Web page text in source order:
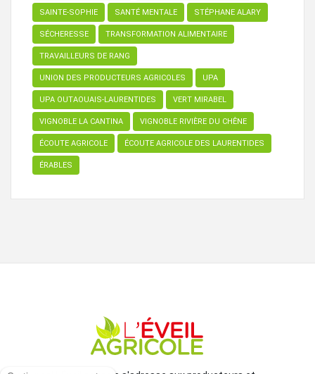
SAINTE-SOPHIE SANTÉ MENTALE STÉPHANE ALARY
SÉCHERESSE TRANSFORMATION ALIMENTAIRE
TRAVAILLEURS DE RANG
UNION DES PRODUCTEURS AGRICOLES UPA
UPA OUTAOUAIS-LAURENTIDES VERT MIRABEL
VIGNOBLE LA CANTINA VIGNOBLE RIVIÈRE DU CHÊNE
ÉCOUTE AGRICOLE ÉCOUTE AGRICOLE DES LAURENTIDES
ÉRABLES